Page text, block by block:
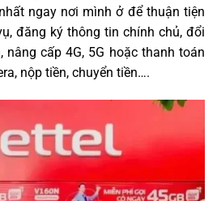
ngay nơi mình ở để thuận tiện
đăng ký thông tin chính chủ, đổi
nâng cấp 4G, 5G hoặc thanh toán
nộp tiền, chuyển tiền….